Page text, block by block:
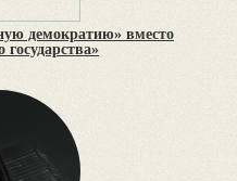
демократию» вместо
государства»